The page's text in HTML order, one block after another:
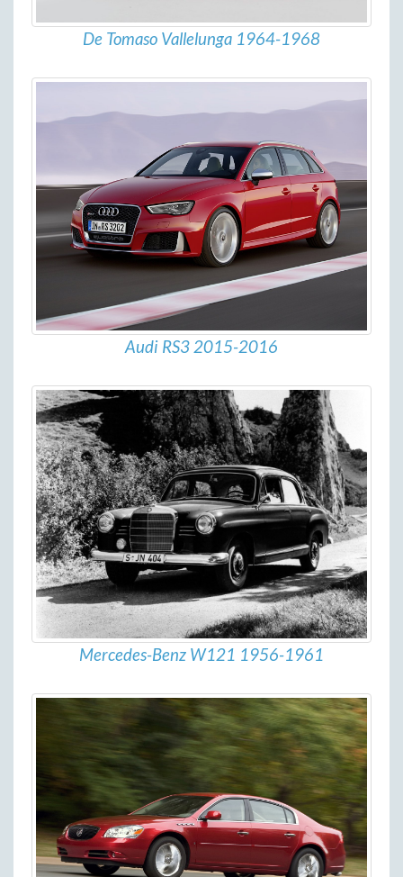
De Tomaso Vallelunga 1964-1968
Audi RS3 2015-2016
Mercedes-Benz W121 1956-1961